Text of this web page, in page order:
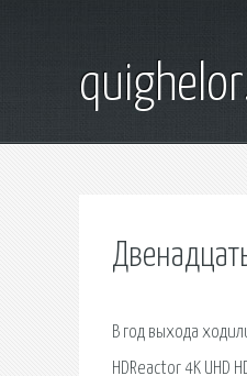
В год выхода
HDReactor 4K UHD